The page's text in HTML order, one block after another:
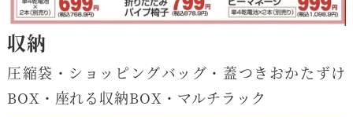
収納
圧縮袋・ショッピングバッグ・蓋つきおかたずけ
BOX・座れる収納BOX・マルチラック